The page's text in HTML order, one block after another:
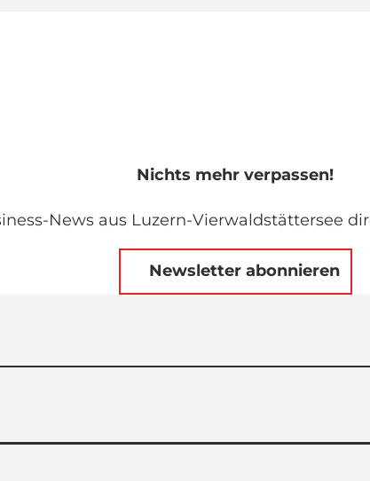
Nichts mehr verpassen!
News aus Luzern-Vierwaldstättersee
Newsletter abonnieren